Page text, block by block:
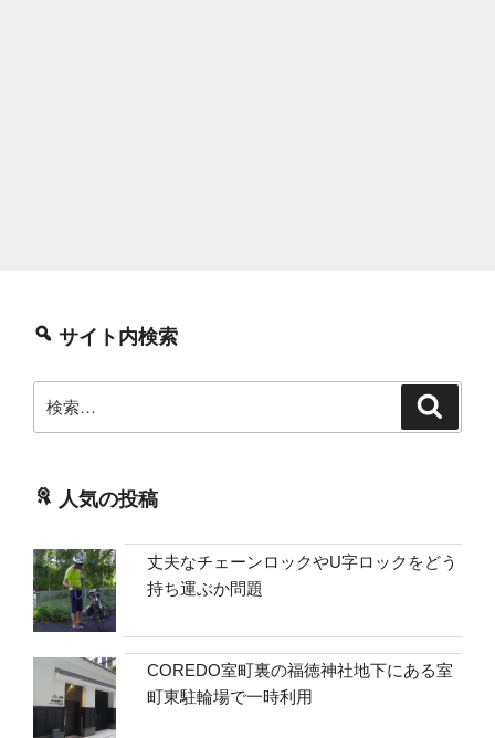
サイト内検索
索:
人気の投稿
丈夫なチェーンロックやU字ロックをどう
持ち運ぶか問題
COREDO室町裏の福徳神社地下にある室
町東駐輪場で一時利用